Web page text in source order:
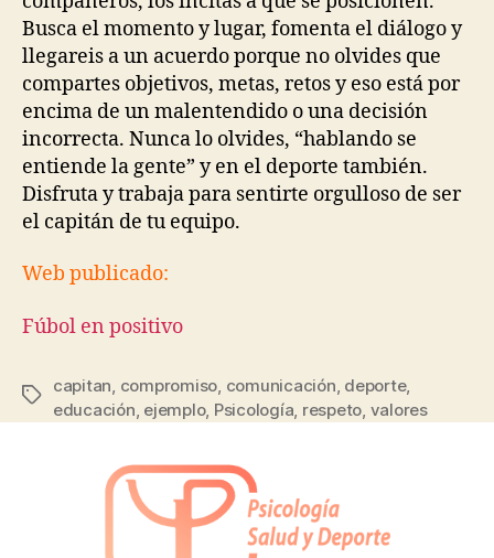
Busca el momento y lugar, fomenta el diálogo y
llegareis a un acuerdo porque no olvides que
compartes objetivos, metas, retos y eso está por
encima de un malentendido o una decisión
incorrecta. Nunca lo olvides, “hablando se
entiende la gente” y en el deporte también.
Disfruta y trabaja para sentirte orgulloso de ser
el capitán de tu equipo.
Web publicado:
Fúbol en positivo
capitan, compromiso, comunicación, deporte,
educación, ejemplo, Psicología, respeto, valores